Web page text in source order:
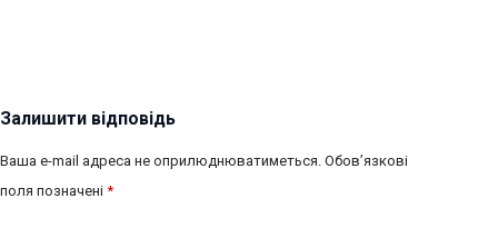
Залишити відповідь
Ваша e-mail адреса не оприлюднюватиметься. Обов’язкові
поля позначені *